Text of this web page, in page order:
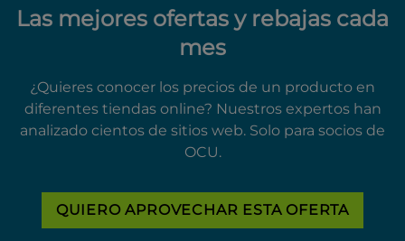
Las mejores ofertas y rebajas cada
mes
¿Quieres conocer los precios de un producto en
diferentes tiendas online? Nuestros expertos han
analizado cientos de sitios web. Solo para socios de
OCU.
QUIERO APROVECHAR ESTA OFERTA